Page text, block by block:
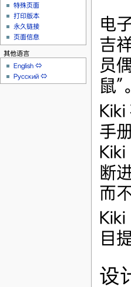
电
吉
员
鼠”。
手
断
而
目
设
特殊页面
打印版本
永久链接
页面信息
其他语言
English ⇔
Русский ⇔